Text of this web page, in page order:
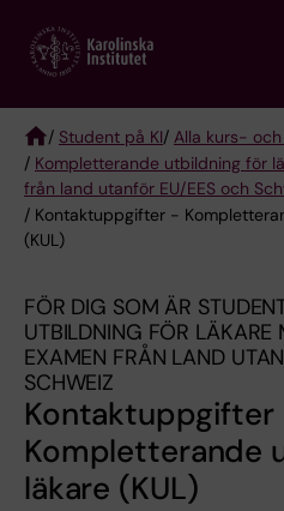
main
Breadcrumb
/ Student på KI/ Alla kurs-
/ Kompletterande utbildning för
från land utanför EU/EES och
/ Kontaktuppgifter -
(KUL)
FÖR DIG SOM ÄR
UTBILDNING FÖR LÄKARE
EXAMEN FRÅN LAND
SCHWEIZ
Kompletterande
läkare (KUL)